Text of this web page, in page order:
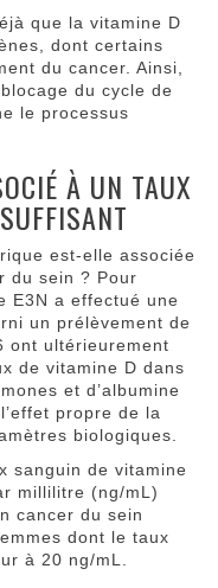
que la vitamine D
dont certains
du cancer. Ainsi,
du cycle de
le processus
À UN TAUX
est-elle associée
du sein ? Pour
E3N a effectué une
un prélèvement de
ont ultérieurement
de vitamine D dans
et d’albumine
propre de la
biologiques.
sanguin de vitamine
millilitre (ng/mL)
cancer du sein
dont le taux
à 20 ng/mL.